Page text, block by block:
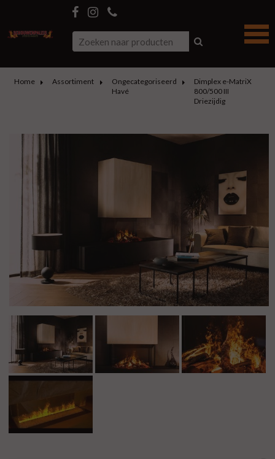
Home Assortiment
Ongecategoriseerd
Havé
Dimplex e-MatriX
800/500 III
Driezijdig